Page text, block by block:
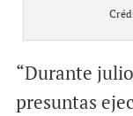
“Durante
presuntas